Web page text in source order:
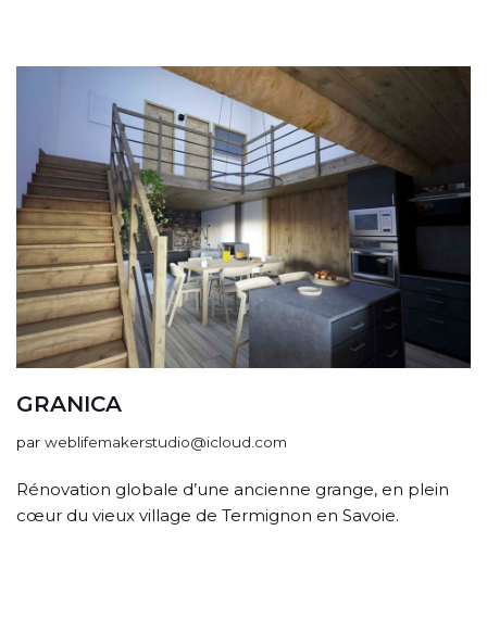
GRANICA
par weblifemakerstudio@icloud.com
Rénovation globale d’une ancienne grange, en plein
cœur du vieux village de Termignon en Savoie.